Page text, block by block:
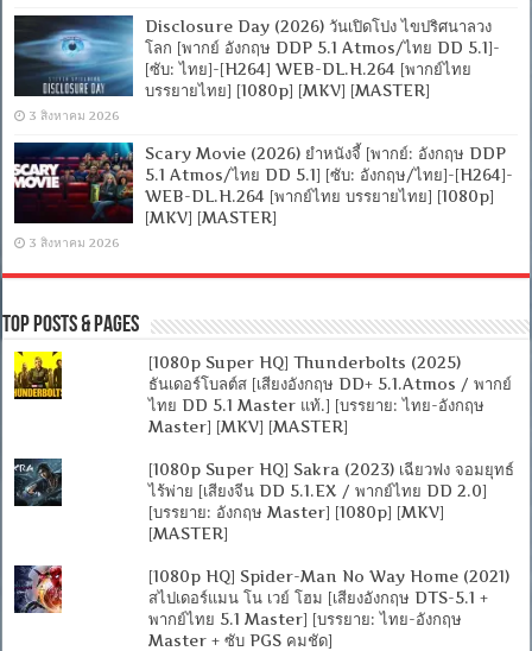
Disclosure Day (2026) วันเปิดโปง ไขปริศนาลวง
โลก [พากย์ อังกฤษ DDP 5.1 Atmos/ไทย DD 5.1]-
[ซับ: ไทย]-[H264] WEB-DL.H.264 [พากย์ไทย
บรรยายไทย] [1080p] [MKV] [MASTER]
3 สิงหาคม 2026
Scary Movie (2026) ยำหนังจี้ [พากย์: อังกฤษ DDP
5.1 Atmos/ไทย DD 5.1] [ซับ: อังกฤษ/ไทย]-[H264]-
WEB-DL.H.264 [พากย์ไทย บรรยายไทย] [1080p]
[MKV] [MASTER]
3 สิงหาคม 2026
Top Posts & Pages
[1080p Super HQ] Thunderbolts (2025)
ธันเดอร์โบลต์ส [เสียงอังกฤษ DD+ 5.1.Atmos / พากย์
ไทย DD 5.1 Master แท้.] [บรรยาย: ไทย-อังกฤษ
Master] [MKV] [MASTER]
[1080p Super HQ] Sakra (2023) เฉียวฟง จอมยุทธ์
ไร้พ่าย [เสียงจีน DD 5.1.EX / พากย์ไทย DD 2.0]
[บรรยาย: อังกฤษ Master] [1080p] [MKV]
[MASTER]
[1080p HQ] Spider-Man No Way Home (2021)
สไปเดอร์แมน โน เวย์ โฮม [เสียงอังกฤษ DTS-5.1 +
พากย์ไทย 5.1 Master] [บรรยาย: ไทย-อังกฤษ
Master + ซับ PGS คมชัด]